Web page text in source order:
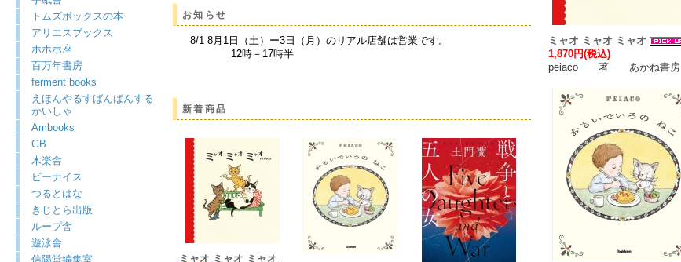
トムズボックスの本
アリエスブックス
ホホホ座
百万年書房
ferment books
えほんやるすばんばんする
かいしゃ
Ambooks
GB
木楽舎
ビーナイス
つるとはな
きじとら出版
ループ舎
遊泳舎
信陽堂編集室
お知らせ
8/1 8月1日（土）ー3日（月）のリアル店舗は営業です。
12時－17時半
新着商品
ミャオ ミャオ ミャオ
ミャオ ミャオ ミャオ
1,870円(税込)
peiaco 著 あかね書房